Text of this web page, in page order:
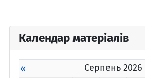
Календар матеріалів
« Серпень 2026